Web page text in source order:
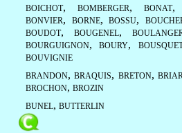
BOICHOT, BOMBERGER, BONAT
BONVIER, BORNE,BOSSU,
BOUDOT, BOUGENEL,
BOURGUIGNON,BOURY,
BOUVIGNIE
BRANDON,BRAQUIS, BRETON,
BROCHON, BROZIN
BUNEL, BUTTERLIN